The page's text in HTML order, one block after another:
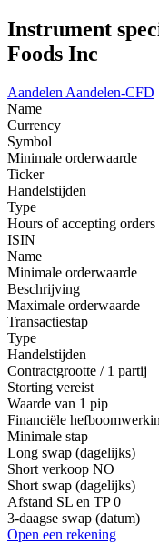
Instrument
Foods Inc
Aandelen Aandelen-CFD
Name
Currency
Symbol
Minimale orderwaarde
Ticker
Handelstijden
Type
Hours of accepting orders
ISIN
Name
Minimale orderwaarde
Beschrijving
Maximale orderwaarde
Transactiestap
Type
Handelstijden
Contractgrootte / 1 partij
Storting vereist
Waarde van 1 pip
Financiële
Minimale stap
Long swap (dagelijks)
Short verkoop NO
Short swap (dagelijks)
Afstand SL en TP 0
3-daagse swap (datum)
Open een rekening